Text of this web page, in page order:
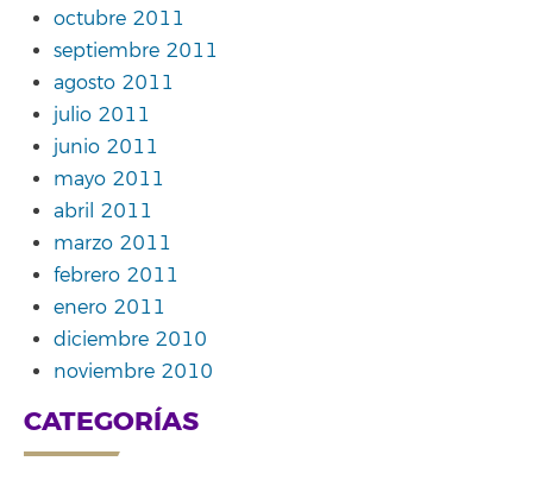
octubre 2011
septiembre 2011
agosto 2011
julio 2011
junio 2011
mayo 2011
abril 2011
marzo 2011
febrero 2011
enero 2011
diciembre 2010
noviembre 2010
CATEGORÍAS